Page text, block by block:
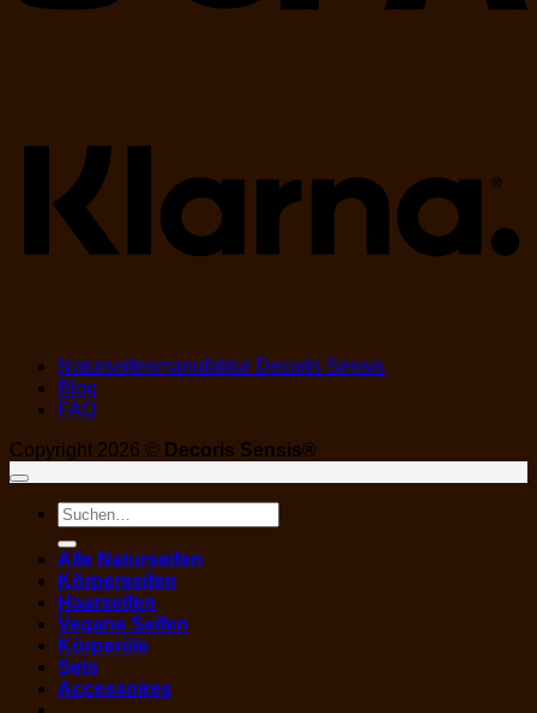
Naturseifenmanufaktur Decoris Sensis
Blog
FAQ
Copyright 2026 © Decoris Sensis®
Suchen
nach:
Alle Naturseifen
Körperseifen
Haarseifen
Vegane Seifen
Körperöle
Sets
Accessoires